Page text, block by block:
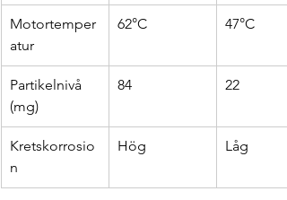
Motortemper
atur
62°C 47°C
Partikelnivå
(mg)
84 22
Kretskorrosio
n
Hög Låg